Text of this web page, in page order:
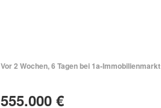
Vor 2 Wochen, 6 Tagen bei 1a-Immobilienmarkt
555.000 €